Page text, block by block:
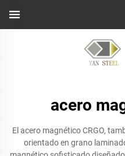
acero
El acero magnético CRGO,
orientado en grano